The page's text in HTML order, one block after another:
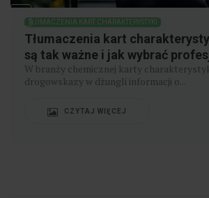
TŁUMACZENIA KART CHARAKTERYSTYKI
Tłumaczenia kart
są tak ważne i jak wybrać
W branży chemicznej karty
drogowskazy w dżungli informacji o...
CZYTAJ WIĘCEJ